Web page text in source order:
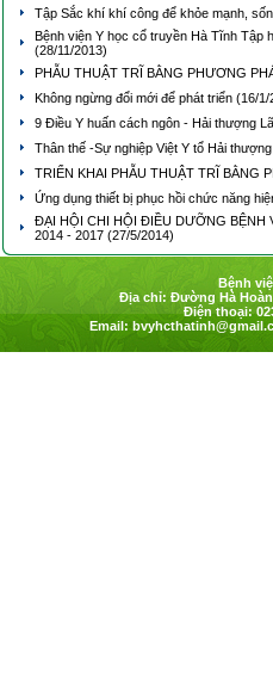
Tập Sắc khí khí công để khỏe mạnh,
Bệnh viện Y học cổ truyền Hà Tĩnh Tập
(28/11/2013)
PHẪU THUẬT TRĨ BẰNG PHƯƠNG
Không ngừng đổi mới để phát triển (16/1/
9 Điều Y huấn cách ngôn - Hải thượng
Thân thế -Sự nghiệp Việt Y tổ Hải
TRIỂN KHAI PHẪU THUẬT TRĨ BẰNG
Ứng dụng thiết bị phục hồi chức năng
ĐẠI HỘI CHI HỘI ĐIỀU DƯỠNG BỆNH
2014 - 2017 (27/5/2014)
Bệnh
Địa chỉ: Đường Hà
Điện thoại:
Email: